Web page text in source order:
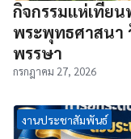
กิจกรรมแห่เทีย
พระพุทธศาสนา
พรรษา
กรกฎาคม 27, 2026
งานประชาสัมพันธ์